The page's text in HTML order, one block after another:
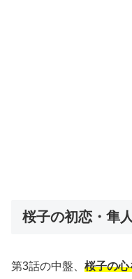
桜子の初恋・隼
第3話の中盤、 桜子の心